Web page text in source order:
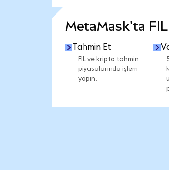
MetaMask'ta FIL
Tahmin Et
FIL ve kripto tahmin
piyasalarında işlem
yapın.